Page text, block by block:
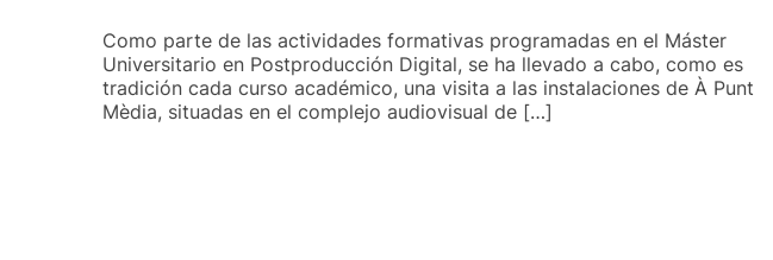
Como parte de las actividades formativas programadas en el Máster
Universitario en Postproducción Digital, se ha llevado a cabo, como es
tradición cada curso académico, una visita a las instalaciones de À Punt
Mèdia, situadas en el complejo audiovisual de […]